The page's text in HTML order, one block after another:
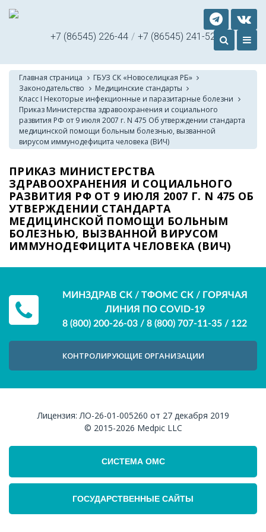
+7 (86545) 226-44 / +7 (86545) 241-52
Главная страница
ГБУЗ СК «Новоселицкая РБ»
Законодательство
Медицинские стандарты
Класс I Некоторые инфекционные и паразитарные болезни
Приказ Министерства здравоохранения и социального
развития РФ от 9 июля 2007 г. N 475 Об утверждении стандарта
медицинской помощи больным болезнью, вызванной
вирусом иммунодефицита человека (ВИЧ)
ПРИКАЗ МИНИСТЕРСТВА
ЗДРАВООХРАНЕНИЯ И СОЦИАЛЬНОГО
РАЗВИТИЯ РФ ОТ 9 ИЮЛЯ 2007 Г. N 475 ОБ
УТВЕРЖДЕНИИ СТАНДАРТА
МЕДИЦИНСКОЙ ПОМОЩИ БОЛЬНЫМ
БОЛЕЗНЬЮ, ВЫЗВАННОЙ ВИРУСОМ
ИММУНОДЕФИЦИТА ЧЕЛОВЕКА (ВИЧ)
МИНЗДРАВ СК / ТФОМС СК / ГОРЯЧАЯ
ЛИНИЯ ПО COVID-19
8 (800) 200-26-03 / 8 (800) 707-11-35 / 122
КОНТРОЛИРУЮЩИЕ ОРГАНИЗАЦИИ
Лицензия:ЛО-26-01-005260 от 27 декабря 2019
© 2015-2026 Medpic LLC
СИСТЕМА ОМС
ГОСУДАРСТВЕННЫЕ САЙТЫ